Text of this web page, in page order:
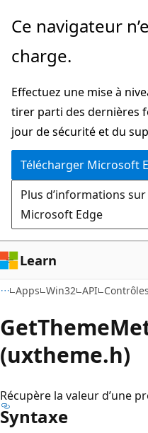
Passer
directement
au
principal
Ce navigateur
charge.
Effectuez une mise à
tirer parti des dernières
jour de sécurité et du
Télécharger Microsoft
Plus d’informations
Microsoft Edge
Learn
Apps Win32 API
(uxtheme.h)
Récupère la valeur d’une
Syntaxe